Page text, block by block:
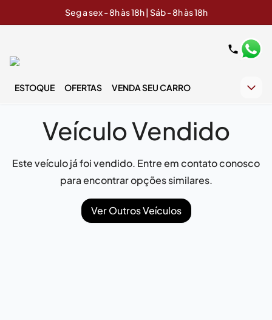
Seg a sex - 8h às 18h | Sáb - 8h às 18h
ESTOQUE OFERTAS VENDA SEU CARRO
Veículo Vendido
Este veículo já foi vendido. Entre em contato conosco
para encontrar opções similares.
Ver Outros Veículos